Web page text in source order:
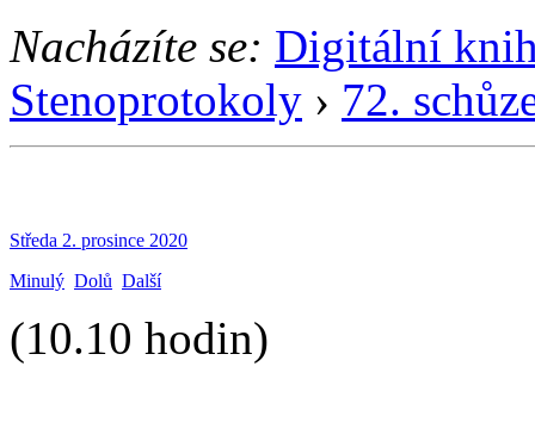
Nacházíte se: Digitální
Stenoprotokoly › 72.
Středa 2. prosince 2020
Minulý Dolů Další
(10.10 hodin)